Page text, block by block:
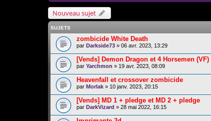
Nouveau sujet
SUJETS
zombicide White Death
par Darkside73 » 06 avr. 2023, 13:29
[Vends] Demon Dragon et 4 Horsemen (VF)
par Yarchmon » 19 avr. 2023, 08:09
Heavenfall et crossover zombicide
par Morlak » 10 janv. 2023, 20:15
[Vends] MD 1 + pledge et MD 2 + pledge
par DarkVizard » 28 mai 2022, 16:15